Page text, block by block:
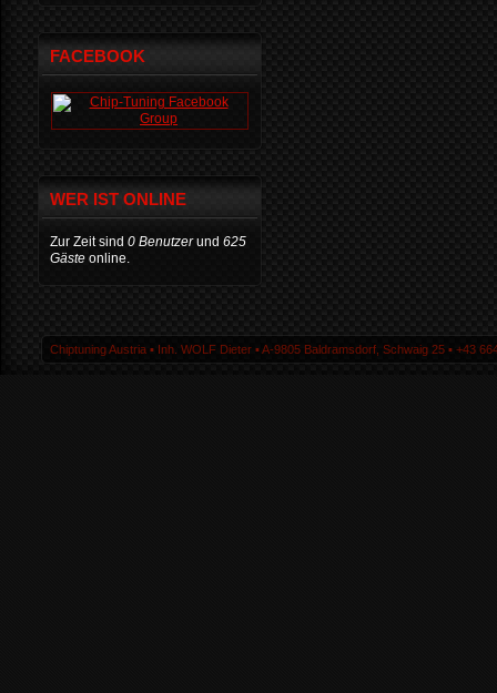
FACEBOOK
WER IST ONLINE
Zur Zeit sind 0 Benutzerund 625
Gäste online.
Chiptuning Austria ▪ Inh. WOLF Dieter ▪ A-9805 Baldramsdorf, Schwaig 25 ▪ +43